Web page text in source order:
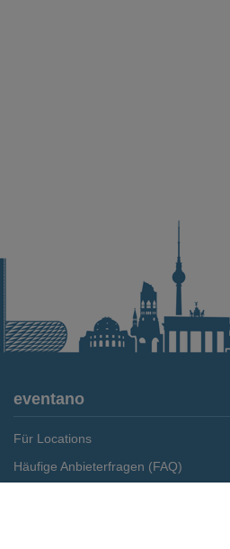
eventano
Für Locations
Häufige Anbieterfragen (FAQ)